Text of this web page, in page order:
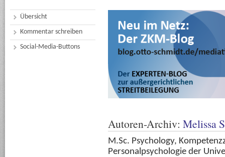
Übersicht
Kommentar schreiben
Social-Media-Buttons
Autoren-Archiv: Melissa
M.Sc. Psychology,
Personalpsychologie der